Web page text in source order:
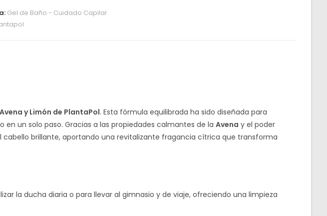
Gel de Baño - Cuidado Capilar
y Limón de PlantaPol. Esta fórmula equilibrada ha sido diseñada para
un solo paso. Gracias a las propiedades calmantes de la Avena y el poder
cabello brillante, aportando una revitalizante fragancia cítrica que transforma
la ducha diaria o para llevar al gimnasio y de viaje, ofreciendo una limpieza